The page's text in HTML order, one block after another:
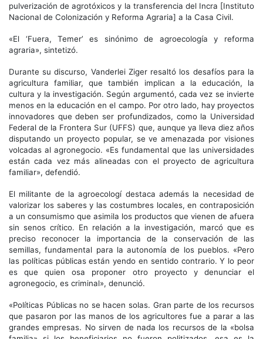
pulverización de agrotóxicos y la transferencia del Incra [Instituto
Nacional de Colonización y Reforma Agraria] a la Casa Civil.
«El ‘Fuera, Temer’ es sinónimo de agroecología y reforma
agraria», sintetizó.
Durante su discurso, Vanderlei Ziger resaltó los desafíos para la
agricultura familiar, que también implican a la educación, la
cultura y la investigación. Según argumentó, cada vez se invierte
menos en la educación en el campo. Por otro lado, hay proyectos
innovadores que deben ser profundizados, como la Universidad
Federal de la Frontera Sur (UFFS) que, aunque ya lleva diez años
disputando un proyecto popular, se ve amenazada por visiones
volcadas al agronegocio. «Es fundamental que las universidades
están cada vez más alineadas con el proyecto de agricultura
familiar», defendió.
El militante de la agroecologí destaca además la necesidad de
valorizar los saberes y las costumbres locales, en contraposición
a un consumismo que asimila los productos que vienen de afuera
sin senos crítico. En relación a la investigación, marcó que es
preciso reconocer la importancia de la conservación de las
semillas, fundamental para la autonomía de los pueblos. «Pero
las políticas públicas están yendo en sentido contrario. Y lo peor
es que quien osa proponer otro proyecto y denunciar el
agronegocio, es criminal», denunció.
«Políticas Públicas no se hacen solas. Gran parte de los recursos
que pasaron por las manos de los agricultores fue a parar a las
grandes empresas. No sirven de nada los recursos de la «bolsa